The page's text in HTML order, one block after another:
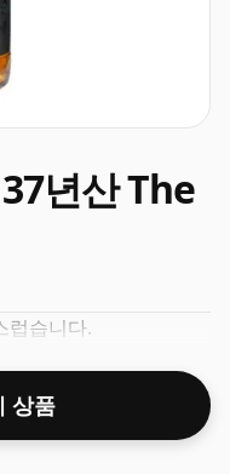
년산 The
럽습니다.
상품